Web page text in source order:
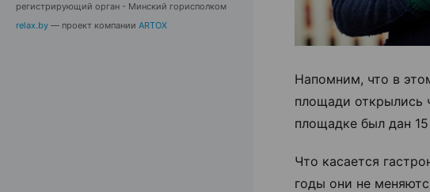
регистрирующий орган - Минский горисполком
relax.by — проект компании ARTOX
Напомним, что в
площади открылись
площадке был дан
Что касается
годы они не